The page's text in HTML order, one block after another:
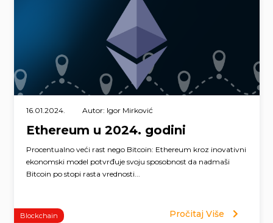
16.01.2024. Autor: Igor Mirković
Ethereum u 2024. godini
Procentualno veći rast nego Bitcoin: Ethereum kroz inovativni
ekonomski model potvrđuje svoju sposobnost da nadmaši
Bitcoin po stopi rasta vrednosti...
Blockchain Pročitaj Više